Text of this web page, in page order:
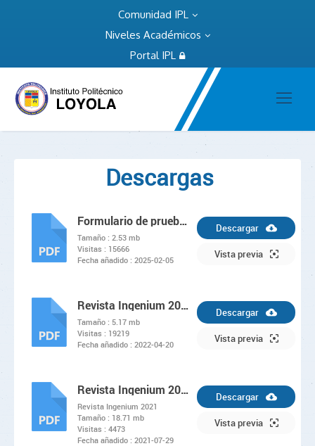
Comunidad IPL
Niveles Académicos
Portal IPL
Descargas
PDF
Formulario de prueba: Kínder y preprimario
Tamaño : 2.53 mb
Visitas : 15666
Fecha añadido : 2025-02-05
Descargar
Vista previa
PDF
Revista Ingenium 2022
Tamaño : 5.17 mb
Visitas : 19219
Fecha añadido : 2022-04-20
Descargar
Vista previa
PDF
Revista Ingenium 2021
Revista Ingenium 2021
Tamaño : 18.71 mb
Visitas : 4473
Fecha añadido : 2021-07-29
Descargar
Vista previa